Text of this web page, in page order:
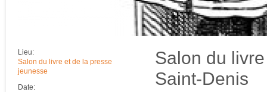
Lieu:
Salon du livre et de la presse
jeunesse
Date:
Salon du
Saint-Denis